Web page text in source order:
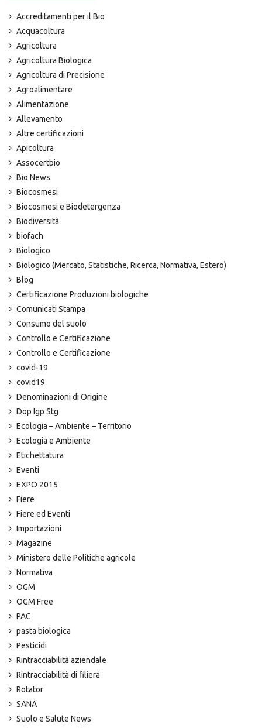
Accreditamenti per il Bio
Acquacoltura
Agricoltura
Agricoltura Biologica
Agricoltura di Precisione
Agroalimentare
Alimentazione
Allevamento
Altre certificazioni
Apicoltura
Assocertbio
Bio News
Biocosmesi
Biocosmesi e Biodetergenza
Biodiversità
biofach
Biologico
Biologico (Mercato, Statistiche, Ricerca, Normativa, Estero)
Blog
Certificazione Produzioni biologiche
Comunicati Stampa
Consumo del suolo
Controllo e Certificazione
Controllo e Certificazione
covid-19
covid19
Denominazioni di Origine
Dop Igp Stg
Ecologia – Ambiente – Territorio
Ecologia e Ambiente
Etichettatura
Eventi
EXPO 2015
Fiere
Fiere ed Eventi
Importazioni
Magazine
Ministero delle Politiche agricole
Normativa
OGM
OGM Free
PAC
pasta biologica
Pesticidi
Rintracciabilità aziendale
Rintracciabilità di filiera
Rotator
SANA
Suolo e Salute News